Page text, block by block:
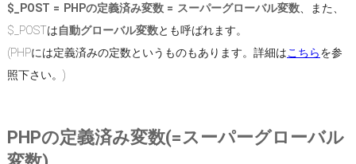
$_POST = PHPの定義済み変数 = スーパーグローバル変数、また、
$_POSTは自動グローバル変数とも呼ばれます。
(PHPには定義済みの定数というものもあります。詳細はこちらを参
照下さい。)
PHPの定義済み変数(=スーパーグローバル